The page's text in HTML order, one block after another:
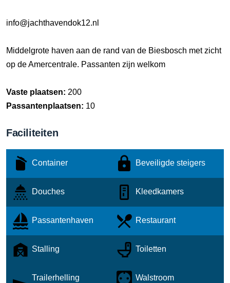
info@jachthavendok12.nl
Middelgrote haven aan de rand van de Biesbosch met zicht
op de Amercentrale. Passanten zijn welkom
Vaste plaatsen: 200
Passantenplaatsen: 10
Faciliteiten
Container Beveiligde steigers
Douches Kleedkamers
Passantenhaven Restaurant
Stalling Toiletten
Trailerhelling Walstroom